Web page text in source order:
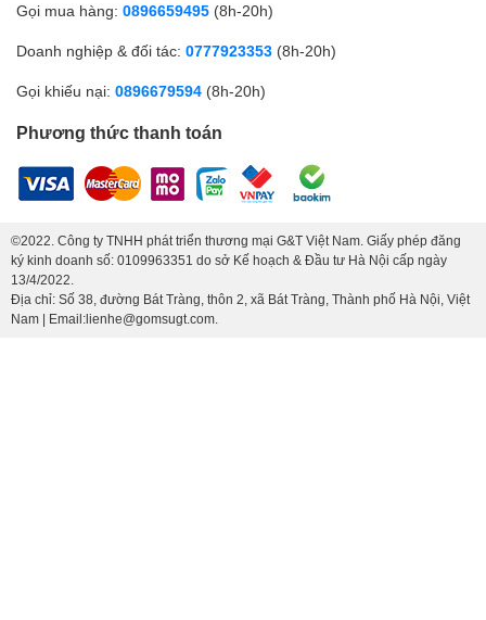
Gọi mua hàng: 0896659495 (8h-20h)
Doanh nghiệp & đối tác: 0777923353 (8h-20h)
Gọi khiếu nại: 0896679594 (8h-20h)
Phương thức thanh toán
©2022. Công ty TNHH phát triển thương mại G&T Việt Nam. Giấy phép đăng
ký kinh doanh số: 0109963351 do sở Kế hoạch & Đầu tư Hà Nội cấp ngày
13/4/2022.
Địa chỉ: Số 38, đường Bát Tràng, thôn 2, xã Bát Tràng, Thành phố Hà Nội, Việt
Nam | Email:lienhe@gomsugt.com.